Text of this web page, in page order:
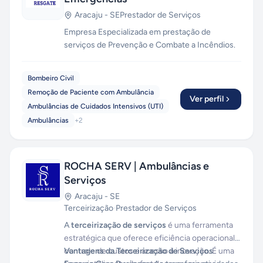
Aracaju - SEPrestador de Serviços
Empresa Especializada em prestação de
serviços de Prevenção e Combate a Incêndios.
Bombeiro Civil
Remoção de Paciente com Ambulância
Ambulâncias de Cuidados Intensivos (UTI)
Ambulâncias
+2
Ver perfil
ROCHA SERV | Ambulâncias e
Serviços
Aracaju - SE
Terceirização·Prestador de Serviços
Aterceirização de serviços é uma ferramenta
estratégica que oferece eficiência operacional,
controle de custos e acesso à inovação. É uma
Vantagens da Terceirização de Serviços